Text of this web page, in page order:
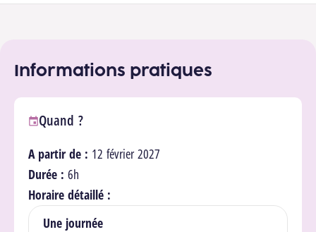
Informations pratiques
Quand ?
A partir de : 12 février 2027
Durée : 6h
Horaire détaillé :
Une journée